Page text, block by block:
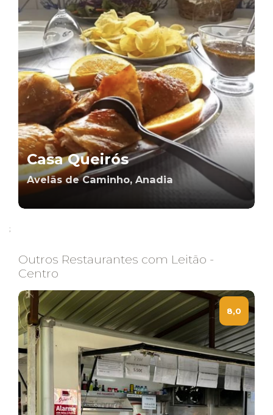
Casa Queirós
Avelãs de Caminho, Anadia
;
Outros Restaurantes com Leitão -
Centro
8,0